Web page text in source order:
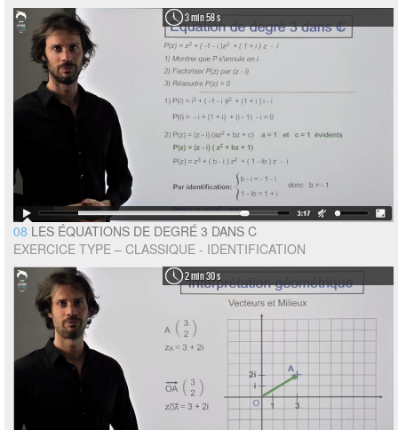
3 min 58 s
08 LES ÉQUATIONS DE DEGRÉ 3 DANS C
EXERCICE TYPE – CLASSIQUE - IDENTIFICATION
2 min 30 s